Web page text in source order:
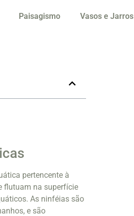
Paisagismo Vasos e Jarros
pertencente à
flutuam na superfície
As ninféias são
e são